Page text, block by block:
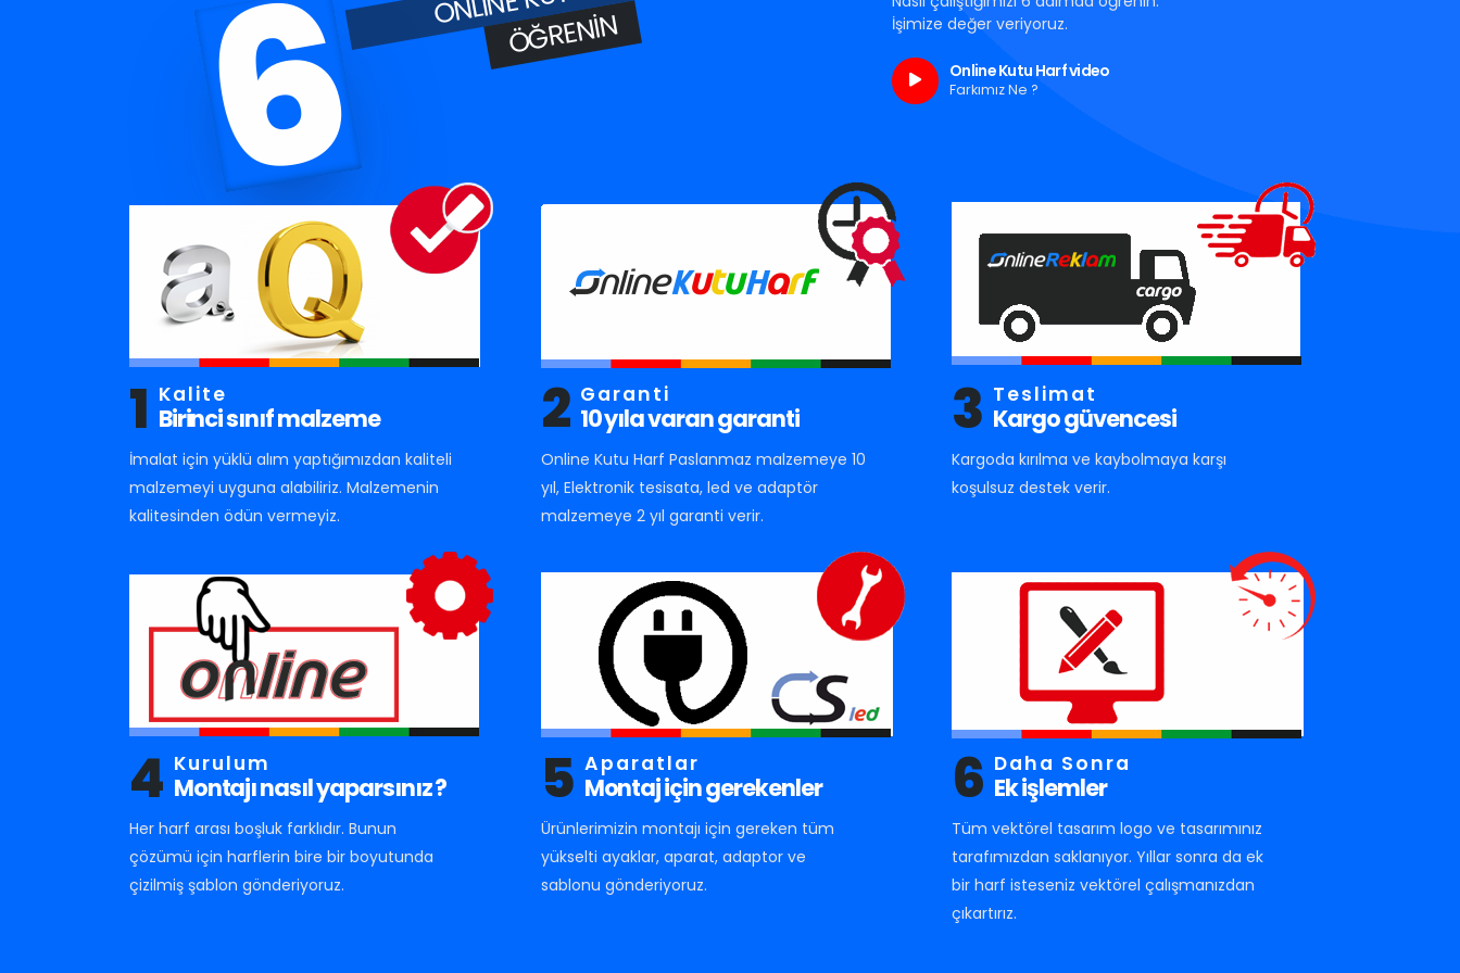
6 ÖĞRENIN
İşimize değer veriyoruz.
Online Kutu Harf video
Farkımız Ne ?
1 Kalite
Birinci sınıf malzeme
İmalat için yüklü alım yaptığımızdan kaliteli
malzemeyi uyguna alabiliriz. Malzemenin
kalitesinden ödün vermeyiz.
2 Garanti
10 yıla varan garanti
Online Kutu Harf Paslanmaz malzemeye 10
yıl, Elektronik tesisata, led ve adaptör
malzemeye 2 yıl garanti verir.
3 Teslimat
Kargo güvencesi
Kargoda kırılma ve kaybolmaya karşı
koşulsuz destek verir.
4 Kurulum
Montajı nasıl yaparsınız ?
Her harf arası boşluk farklıdır. Bunun
çözümü için harflerin bire bir boyutunda
çizilmiş şablon gönderiyoruz.
5 Aparatlar
Montaj için gerekenler
Ürünlerimizin montajı için gereken tüm
yükselti ayaklar, aparat, adaptor ve
sablonu gönderiyoruz.
6 Daha Sonra
Ek işlemler
Tüm vektörel tasarım logo ve tasarımınız
tarafımızdan saklanıyor. Yıllar sonra da ek
bir harf isteseniz vektörel çalışmanızdan
çıkartırız.